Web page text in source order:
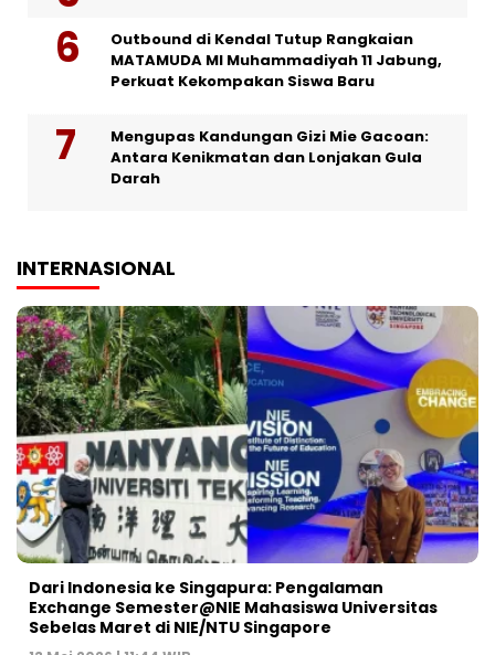
Outbound di Kendal Tutup Rangkaian
MATAMUDA MI Muhammadiyah 11 Jabung,
Perkuat Kekompakan Siswa Baru
Mengupas Kandungan Gizi Mie Gacoan:
Antara Kenikmatan dan Lonjakan Gula
Darah
INTERNASIONAL
Dari Indonesia ke Singapura: Pengalaman
Exchange Semester@NIE Mahasiswa Universitas
Sebelas Maret di NIE/NTU Singapore